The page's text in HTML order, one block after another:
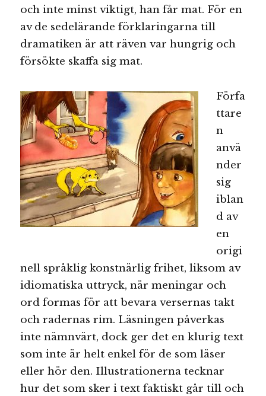
och inte minst viktigt, han får mat. För en
av de sedelärande förklaringarna till
dramatiken är att räven var hungrig och
försökte skaffa sig mat.
Förfa
ttare
n
anvä
nder
sig
iblan
d av
en
origi
nell språklig konstnärlig frihet, liksom av
idiomatiska uttryck, när meningar och
ord formas för att bevara versernas takt
och radernas rim. Läsningen påverkas
inte nämnvärt, dock ger det en klurig text
som inte är helt enkel för de som läser
eller hör den. Illustrationerna tecknar
hur det som sker i text faktiskt går till och